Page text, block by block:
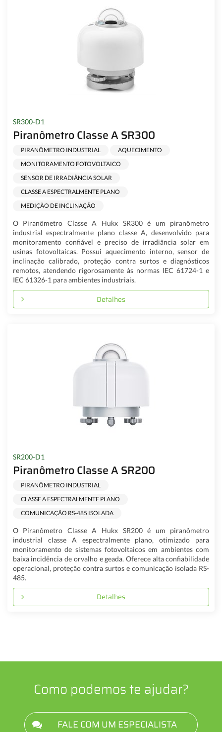
SR300-D1
Piranômetro Classe A SR300
PIRANÔMETRO INDUSTRIAL
AQUECIMENTO
MONITORAMENTO FOTOVOLTAICO
SENSOR DE IRRADIÂNCIA SOLAR
CLASSE A ESPECTRALMENTE PLANO
MEDIÇÃO DE INCLINAÇÃO
O Piranômetro Classe A Hukx SR300 é um piranômetro
industrial espectralmente plano classe A, desenvolvido para
monitoramento confiável e preciso de irradiância solar em
usinas fotovoltaicas. Possui aquecimento interno, sensor de
inclinação calibrado, proteção contra surtos e diagnósticos
remotos, atendendo rigorosamente às normas IEC 61724-1 e
IEC 61326-1 para ambientes industriais.
Detalhes
SR200-D1
Piranômetro Classe A SR200
PIRANÔMETRO INDUSTRIAL
CLASSE A ESPECTRALMENTE PLANO
COMUNICAÇÃO RS-485 ISOLADA
O Piranômetro Classe A Hukx SR200 é um piranômetro
industrial classe A espectralmente plano, otimizado para
monitoramento de sistemas fotovoltaicos em ambientes com
baixa incidência de orvalho e geada. Oferece alta confiabilidade
operacional, proteção contra surtos e comunicação isolada RS-
485.
Detalhes
Como podemos te ajudar?
FALE COM UM ESPECIALISTA